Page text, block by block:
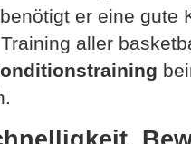
er eine gute
aller